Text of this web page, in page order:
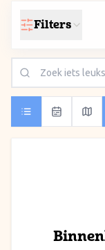
Filters